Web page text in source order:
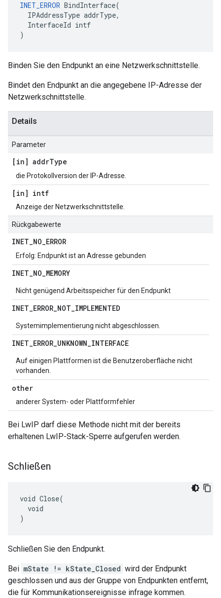
INET_ERROR BindInterface(
IPAddressType addrType,
InterfaceId intf
)
Binden Sie den Endpunkt an eine Netzwerkschnittstelle.
Bindet den Endpunkt an die angegebene IP-Adresse der
Netzwerkschnittstelle.
Details
Parameter
[in] addrType
die Protokollversion der IP-Adresse.
[in] intf
Anzeige der Netzwerkschnittstelle.
Rückgabewerte
INET_NO_ERROR
Erfolg: Endpunkt ist an Adresse gebunden
INET_NO_MEMORY
Nicht genügend Arbeitsspeicher für den Endpunkt
INET_ERROR_NOT_IMPLEMENTED
Systemimplementierung nicht abgeschlossen.
INET_ERROR_UNKNOWN_INTERFACE
Auf einigen Plattformen ist die Benutzeroberfläche nicht
vorhanden.
other
anderer System- oder Plattformfehler
Bei LwIP darf diese Methode nicht mit der bereits
erhaltenen LwIP-Stack-Sperre aufgerufen werden.
Schließen
void Close(
  void
)
Schließen Sie den Endpunkt.
Bei mState != kState_Closed wird der Endpunkt
geschlossen und aus der Gruppe von Endpunkten entfernt,
die für Kommunikationsereignisse infrage kommen.